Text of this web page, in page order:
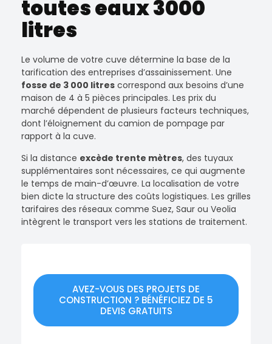
toutes eaux 3000
litres
Le volume de votre cuve détermine la base de la
tarification des entreprises d’assainissement. Une
fosse de 3 000 litres correspond aux besoins d’une
maison de 4 à 5 pièces principales. Les prix du
marché dépendent de plusieurs facteurs techniques,
dont l’éloignement du camion de pompage par
rapport à la cuve.
Si la distance excède trente mètres, des tuyaux
supplémentaires sont nécessaires, ce qui augmente
le temps de main-d’œuvre. La localisation de votre
bien dicte la structure des coûts logistiques. Les grilles
tarifaires des réseaux comme Suez, Saur ou Veolia
intègrent le transport vers les stations de traitement.
AVEZ-VOUS DES PROJETS DE
CONSTRUCTION ? BÉNÉFICIEZ DE 5
DEVIS GRATUITS